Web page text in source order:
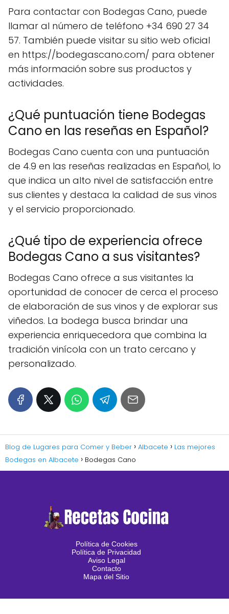
Para contactar con Bodegas Cano, puede
llamar al número de teléfono +34 690 27 34
57. También puede visitar su sitio web oficial
en https://bodegascano.com/ para obtener
más información sobre sus productos y
actividades.
¿Qué puntuación tiene Bodegas
Cano en las reseñas en Español?
Bodegas Cano cuenta con una puntuación
de 4.9 en las reseñas realizadas en Español, lo
que indica un alto nivel de satisfacción entre
sus clientes y destaca la calidad de sus vinos
y el servicio proporcionado.
¿Qué tipo de experiencia ofrece
Bodegas Cano a sus visitantes?
Bodegas Cano ofrece a sus visitantes la
oportunidad de conocer de cerca el proceso
de elaboración de sus vinos y de explorar sus
viñedos. La bodega busca brindar una
experiencia enriquecedora que combina la
tradición vinícola con un trato cercano y
personalizado.
Blog de Lugares para Comer y Beber Albacete
Las mejores
Bodegas en Albacete
Bodegas Cano
Política de Cookies
Política de Privacidad
Aviso Legal
Contacto
Mapa del Sitio